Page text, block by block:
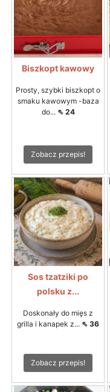
Biszkopt kawowy
Prosty, szybki biszkopt o
smaku kawowym -baza
do... ⇖ 24
Zobacz przepis!
Sos tzatziki po
polsku z...
Doskonały do mięs z
grilla i kanapek z... ⇖ 36
Zobacz przepis!